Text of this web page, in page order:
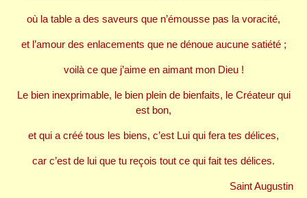
où la table a des saveurs que n’émousse pas la voracité,
et l’amour des enlacements que ne dénoue aucune satiété ;
voilà ce que j’aime en aimant mon Dieu !
Le bien inexprimable, le bien plein de bienfaits, le Créateur qui
est bon,
et qui a créé tous les biens, c’est Lui qui fera tes délices,
car c’est de lui que tu reçois tout ce qui fait tes délices.
Saint Augustin